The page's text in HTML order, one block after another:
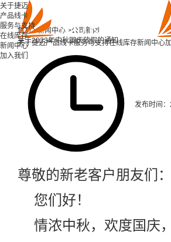
关于捷迈产品线卡服务与支持在线库存新闻中心
关于捷迈
产品线卡
服务与支持
在线库存
新闻中心
加入我们
首页 >新闻中心 >公司新闻
关于2023年中秋国庆放假的通知
发布时间
尊敬的新老客户朋友们：
您们好！
情浓中秋，欢度国庆